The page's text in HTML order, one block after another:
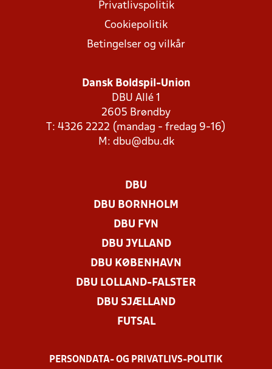
Privatlivspolitik
Cookiepolitik
Betingelser og vilkår
Dansk Boldspil-Union
DBU Allé 1
2605 Brøndby
T: 4326 2222 (mandag - fredag 9-16)
M: dbu@dbu.dk
DBU
DBU BORNHOLM
DBU FYN
DBU JYLLAND
DBU KØBENHAVN
DBU LOLLAND-FALSTER
DBU SJÆLLAND
FUTSAL
PERSONDATA- OG PRIVATLIVS-POLITIK